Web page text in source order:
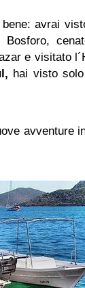
avrai
e visitato
hai visto
avventure